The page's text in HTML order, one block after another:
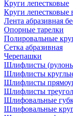
Круги лепестковые
Круги лепестковые
Лента абразивная
Опорные тарелки
Полировальные
Сетка абразивная
Черепашки
Шлифлисты
Шлифлисты
Шлифлисты
Шлифлисты
Шлифовальные
Шлифовальные